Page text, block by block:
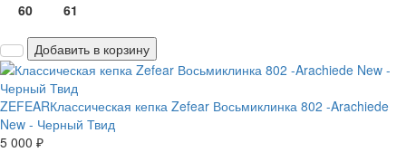
60
61
Добавить в корзину
ZEFEARКлассическая кепка Zefear Восьмиклинка 802 -Arachiede
New - Черный Твид
5 000 ₽